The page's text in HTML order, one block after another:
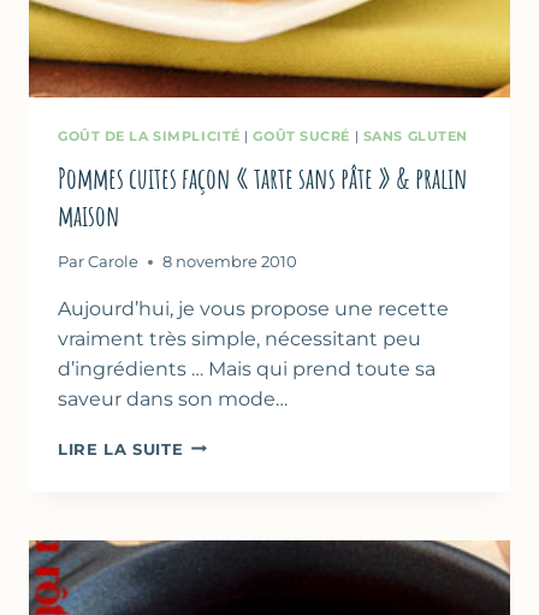
GOÛT DE LA SIMPLICITÉ |GOÛT SUCRÉ | SANS GLUTEN
Pommes cuites façon « tarte sans pâte » & pralin
maison
Par Carole 8 novembre 2010
Aujourd’hui, je vous propose une recette
vraiment très simple, nécessitant peu
d’ingrédients … Mais qui prend toute sa
saveur dans son mode…
LIRE LA SUITE POMMES
TARTE